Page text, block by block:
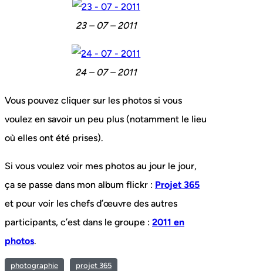
23 – 07 – 2011
24 – 07 – 2011
Vous pouvez cliquer sur les photos si vous
voulez en savoir un peu plus (notamment le lieu
où elles ont été prises).
Si vous voulez voir mes photos au jour le jour,
ça se passe dans mon album flickr : Projet 365
et pour voir les chefs d’œuvre des autres
participants, c’est dans le groupe : 2011 en
photos.
photographie projet 365